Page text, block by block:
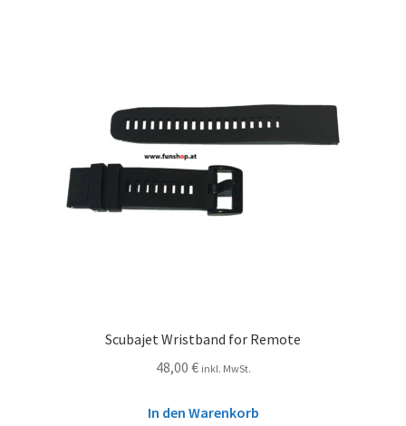
Scubajet Wristband for Remote
48,00 € inkl. MwSt.
In den Warenkorb